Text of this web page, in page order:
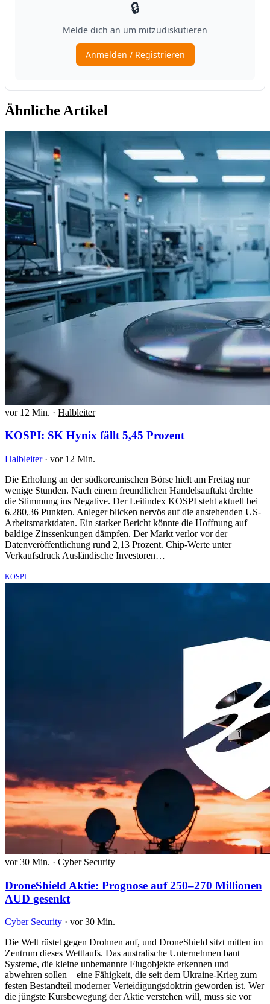
Ähnliche Artikel
vor 12 Min. · Halbleiter
KOSPI: SK Hynix fällt 5,45 Prozent
Halbleiter · vor 12 Min.
Die Erholung an der südkoreanischen Börse hielt am Freitag nur
wenige Stunden. Nach einem freundlichen Handelsauftakt drehte
die Stimmung ins Negative. Der Leitindex KOSPI steht aktuell bei
6.280,36 Punkten. Anleger blicken nervös auf die anstehenden US-
Arbeitsmarktdaten. Ein starker Bericht könnte die Hoffnung auf
baldige Zinssenkungen dämpfen. Der Markt verlor vor der
Datenveröffentlichung rund 2,13 Prozent. Chip-Werte unter
Verkaufsdruck Ausländische Investoren…
KOSPI
vor 30 Min. · Cyber Security
DroneShield Aktie: Prognose auf 250–270 Millionen
AUD gesenkt
Cyber Security · vor 30 Min.
Die Welt rüstet gegen Drohnen auf, und DroneShield sitzt mitten im
Zentrum dieses Wettlaufs. Das australische Unternehmen baut
Systeme, die kleine unbemannte Flugobjekte erkennen und
abwehren sollen – eine Fähigkeit, die seit dem Ukraine-Krieg zum
festen Bestandteil moderner Verteidigungsdoktrin geworden ist. Wer
die jüngste Kursbewegung der Aktie verstehen will, muss sie vor